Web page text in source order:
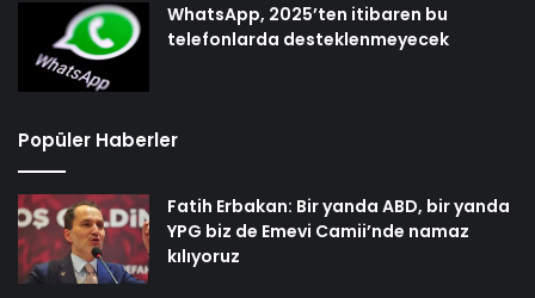
WhatsApp, 2025’ten itibaren bu
telefonlarda desteklenmeyecek
Popüler Haberler
Fatih Erbakan: Bir yanda ABD, bir yanda
YPG biz de Emevi Camii’nde namaz
kılıyoruz